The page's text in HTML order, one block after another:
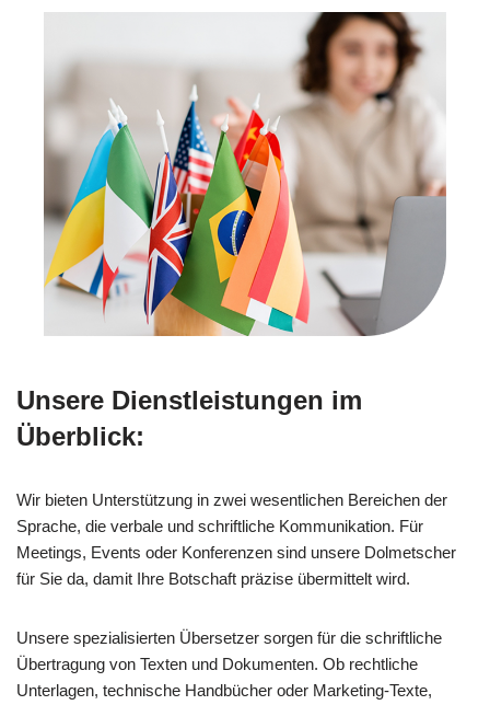
Unsere Dienstleistungen im
Überblick:
Wir bieten Unterstützung in zwei wesentlichen Bereichen der
Sprache, die verbale und schriftliche Kommunikation. Für
Meetings, Events oder Konferenzen sind unsere Dolmetscher
für Sie da, damit Ihre Botschaft präzise übermittelt wird.
Unsere spezialisierten Übersetzer sorgen für die schriftliche
Übertragung von Texten und Dokumenten. Ob rechtliche
Unterlagen, technische Handbücher oder Marketing-Texte,